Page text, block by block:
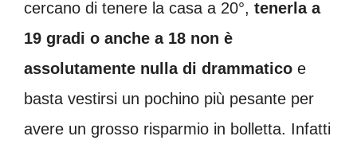
cercano di tenere la casa a 20°, tenerla a
19 gradi o anche a 18 non è
assolutamente nulla di drammatico e
basta vestirsi un pochino più pesante per
avere un grosso risparmio in bolletta. Infatti